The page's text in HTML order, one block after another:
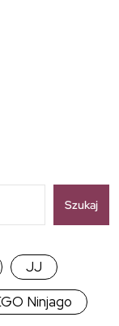
Szukaj
JJ
Ninjago